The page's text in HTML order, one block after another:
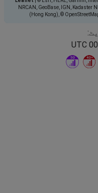
NRCAN, GeoBase, IGN, Kadaster
(Hong Kong), ©